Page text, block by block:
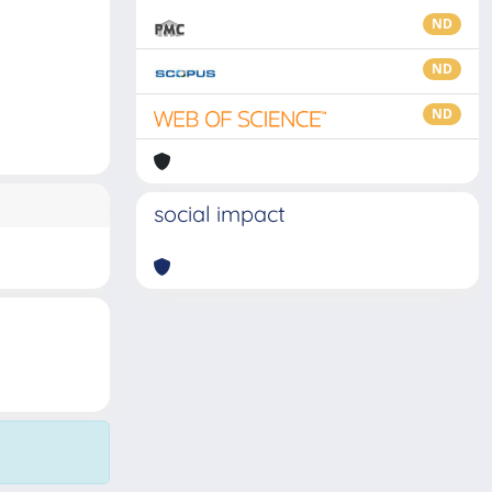
ND
ND
ND
social impact